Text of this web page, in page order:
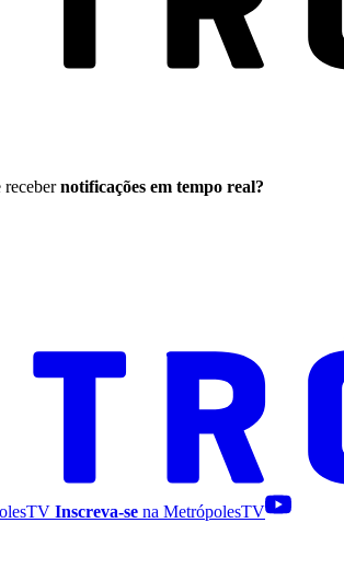
notificações em tempo real?
Inscreva-se na MetrópolesTV